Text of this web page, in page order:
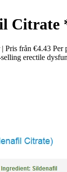
från €4.43
erectile